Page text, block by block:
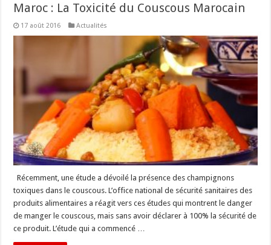
Maroc : La Toxicité du Couscous Marocain
17 août 2016 Actualités
Récemment, une étude a dévoilé la présence des champignons
toxiques dans le couscous. L’office national de sécurité sanitaires des
produits alimentaires a réagit vers ces études qui montrent le danger
de manger le couscous, mais sans avoir déclarer à 100% la sécurité de
ce produit. L’étude qui a commencé …